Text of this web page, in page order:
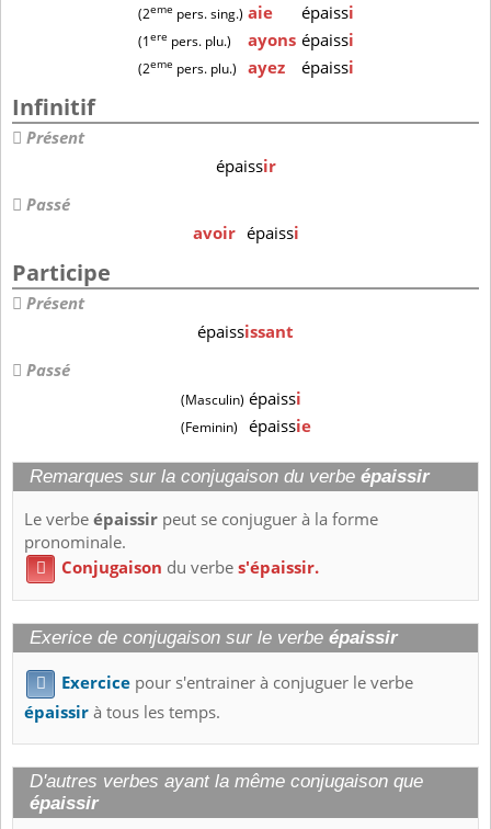
(2eme pers. sing.) aie épaissi
(1ere pers. plu.) ayons épaissi
(2eme pers. plu.) ayez épaissi
Infinitif
Présent
épaissir
Passé
avoir épaissi
Participe
Présent
épaississant
Passé
(Masculin) épaissi
(Feminin) épaissie
Remarques sur la conjugaison du verbe épaissir
Le verbeépaissir peut se conjuguer à la forme
pronominale.
 Conjugaison du verbes'épaissir.
Exerice de conjugaison sur le verbe épaissir
 Exercice pour s'entrainer à conjuguer le verbe
épaissirà tous les temps.
D'autres verbes ayant la même conjugaison que
épaissir